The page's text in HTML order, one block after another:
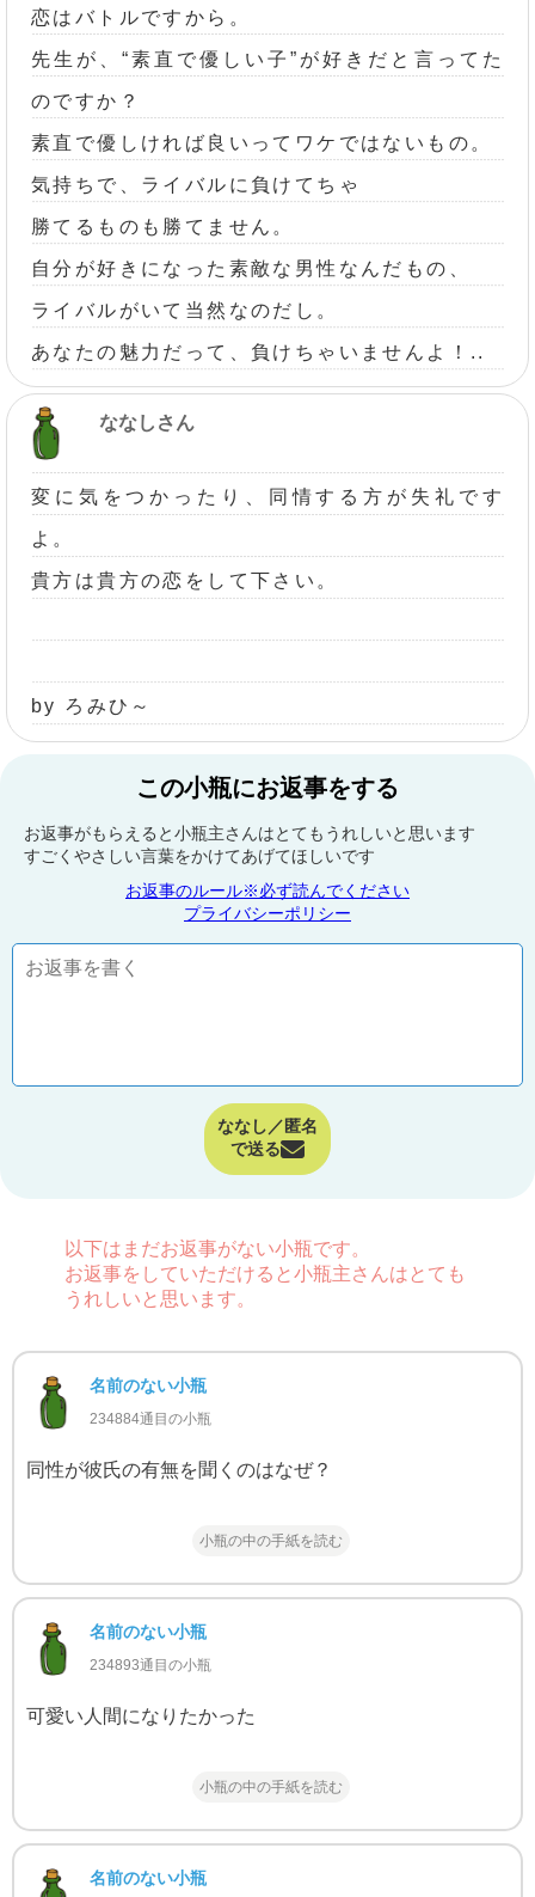
恋はバトルですから。
先生が、“素直で優しい子”が好きだと言ってた
のですか？
素直で優しければ良いってワケではないもの。
気持ちで、ライバルに負けてちゃ
勝てるものも勝てません。
自分が好きになった素敵な男性なんだもの、
ライバルがいて当然なのだし。
あなたの魅力だって、負けちゃいませんよ！..
ななしさん
変に気をつかったり、同情する方が失礼です
よ。
貴方は貴方の恋をして下さい。
by ろみひ～
この小瓶にお返事をする
お返事がもらえると小瓶主さんはとてもうれしいと思います
すごくやさしい言葉をかけてあげてほしいです
お返事のルール※必ず読んでください
プライバシーポリシー
ななし／匿名
で送る
以下はまだお返事がない小瓶です。
お返事をしていただけると小瓶主さんはとても
うれしいと思います。
名前のない小瓶
234884通目の小瓶
同性が彼氏の有無を聞くのはなぜ？
小瓶の中の手紙を読む
名前のない小瓶
234893通目の小瓶
可愛い人間になりたかった
小瓶の中の手紙を読む
名前のない小瓶